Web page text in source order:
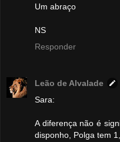
Um abraço
NS
Responder
Leão de Alvalade
Sara:
A diferença não é
disponho, Polga tem